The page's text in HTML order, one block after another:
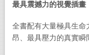
最具震撼力的視覺插畫
全書配有大量極具生命
昂、最具壓力的真實瞬